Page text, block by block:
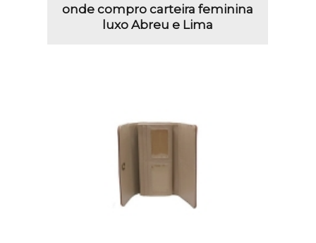
onde compro carteira feminina
luxo Abreu e Lima